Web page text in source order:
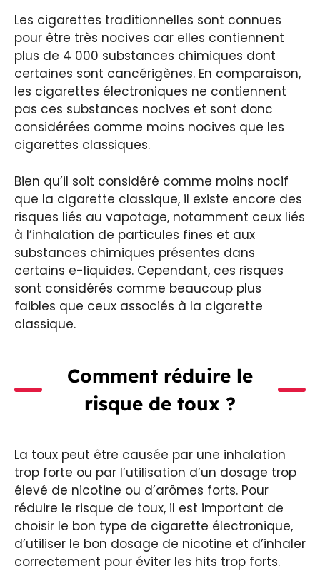
Les cigarettes traditionnelles sont connues
pour être très nocives car elles contiennent
plus de 4 000 substances chimiques dont
certaines sont cancérigènes. En comparaison,
les cigarettes électroniques ne contiennent
pas ces substances nocives et sont donc
considérées comme moins nocives que les
cigarettes classiques.
Bien qu’il soit considéré comme moins nocif
que la cigarette classique, il existe encore des
risques liés au vapotage, notamment ceux liés
à l’inhalation de particules fines et aux
substances chimiques présentes dans
certains e-liquides. Cependant, ces risques
sont considérés comme beaucoup plus
faibles que ceux associés à la cigarette
classique.
Comment réduire le
risque de toux ?
La toux peut être causée par une inhalation
trop forte ou par l’utilisation d’un dosage trop
élevé de nicotine ou d’arômes forts. Pour
réduire le risque de toux, il est important de
choisir le bon type de cigarette électronique,
d’utiliser le bon dosage de nicotine et d’inhaler
correctement pour éviter les hits trop forts.